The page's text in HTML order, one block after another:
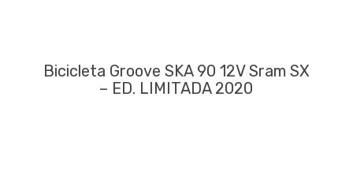
Bicicleta Groove SKA 90 12V Sram SX
– ED. LIMITADA 2020